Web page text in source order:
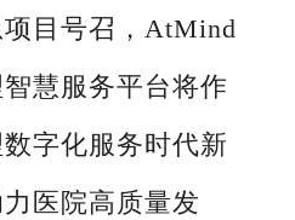
目号召，AtMind
慧服务平台将作
字化服务时代新
医院高质量发